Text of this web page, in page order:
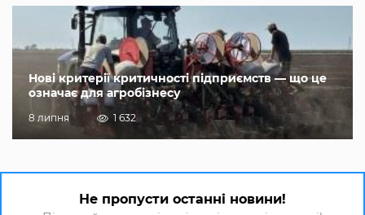
Нові критерії критичності підприємств — що це
означає для агробізнесу
8 липня 1 632
Не пропусти останні новини!